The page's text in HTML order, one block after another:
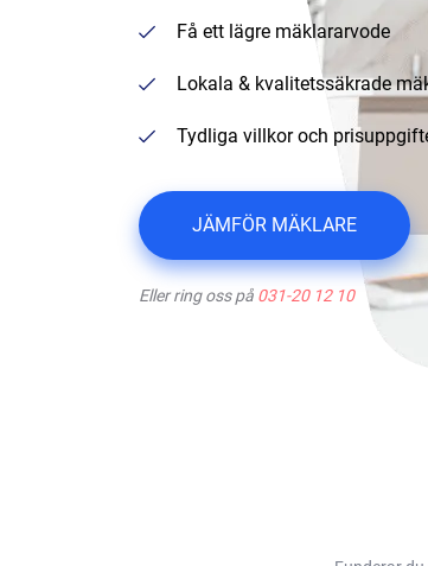
Få ett lägre mäklararvode
Lokala & kvalitetssäkrade
Tydliga villkor och
JÄMFÖR MÄKLARE
Eller ring oss på 031-20 12 10